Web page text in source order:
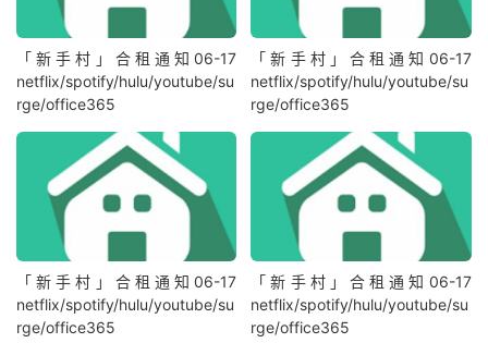
「新手村」合租通知06-17
netflix/spotify/hulu/youtube/su
rge/office365
「新手村」合租通知06-17
netflix/spotify/hulu/youtube/su
rge/office365
「新手村」合租通知06-17
netflix/spotify/hulu/youtube/su
rge/office365
「新手村」合租通知06-17
netflix/spotify/hulu/youtube/su
rge/office365